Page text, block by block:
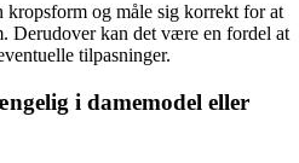
kropsform og måle sig korrekt for at
Derudover kan det være en fordel at
tilpasninger.
i damemodel eller